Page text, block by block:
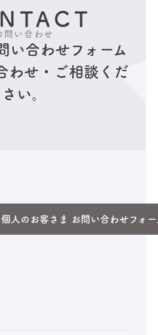
問い合わせ
い合わせフォーム
わせ・ご相談くだ
さい。
個人のお客さま お問い合わせフォー